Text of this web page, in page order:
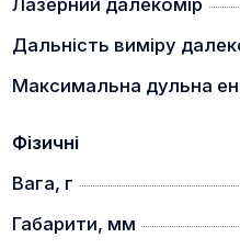
Круглий дисплей
Це забезпечує більш
ВБУДОВАНИЙ
Лазерний далекомір
Дальність виміру
Максимальна дульна
Фізичні
Вага, г
Габарити, мм